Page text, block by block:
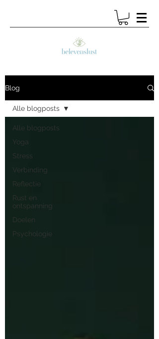
Blog
Alle blogposts
Yoga
Stress
Verbinding
Reflectie
Rust en
ontspanning
Doelen
Psychologie
Alle blogposts